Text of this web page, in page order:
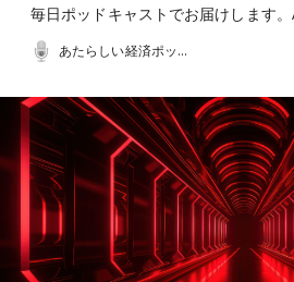
毎日ポッドキャストでお届けします
あたらしい経済ポッドキャスト